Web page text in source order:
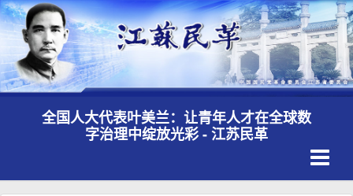
全国人大代表叶美兰：让青年人才在全球数
字治理中绽放光彩 - 江苏民革